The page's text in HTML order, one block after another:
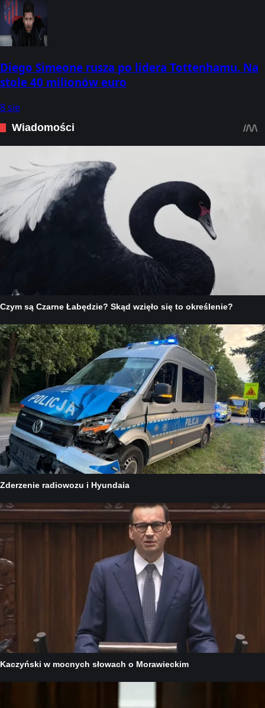
Diego Simeone rusza po lidera Tottenhamu. Na
stole 40 milionów euro
8 sie